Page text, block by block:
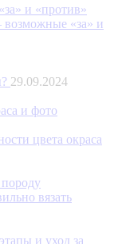
«за» и
29.09.2024
цвета окраса
вязать